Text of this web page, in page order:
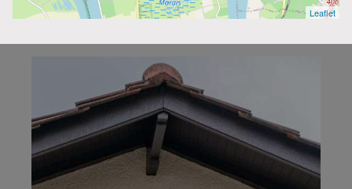
Leaflet